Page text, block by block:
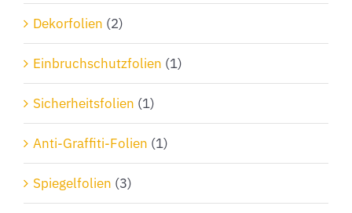
Dekorfolien (2)
Einbruchschutzfolien (1)
Sicherheitsfolien (1)
Anti-Graffiti-Folien (1)
Spiegelfolien (3)